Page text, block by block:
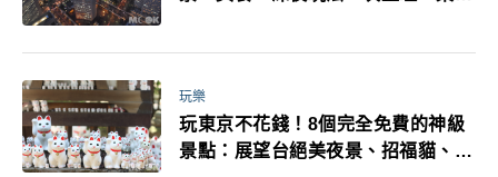
玩樂
玩東京不花錢！8個完全免費的神級
景點：展望台絕美夜景、招福貓、皇